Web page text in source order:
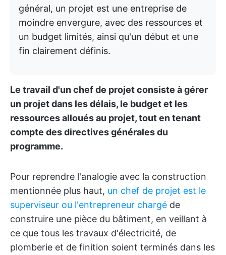
général, un projet est une entreprise de
moindre envergure, avec des ressources et
un budget limités, ainsi qu'un début et une
fin clairement définis.
Le travail d'un chef de projet consiste à gérer
un projet dans les délais, le budget et les
ressources alloués au projet, tout en tenant
compte des directives générales du
programme.
Pour reprendre l'analogie avec la construction
mentionnée plus haut, un chef de projet est le
superviseur ou l'entrepreneur chargé de
construire une pièce du bâtiment, en veillant à
ce que tous les travaux d'électricité, de
plomberie et de finition soient terminés dans les